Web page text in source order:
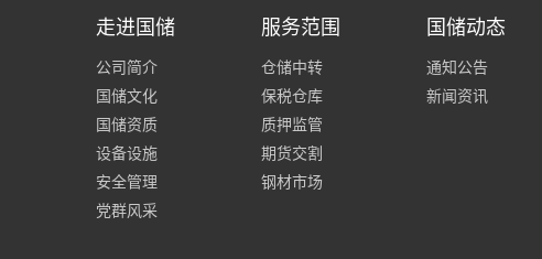
走进国储
公司简介
国储文化
国储资质
设备设施
安全管理
党群风采
服务范围
仓储中转
保税仓库
质押监管
期货交割
钢材市场
国储动态
通知公告
新闻资讯